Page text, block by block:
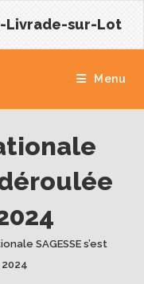
Livrade-sur-Lot
Menu
déroulée
SAGESSE s’est